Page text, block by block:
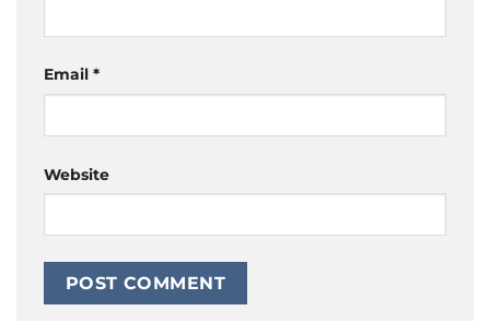
Email *
Website